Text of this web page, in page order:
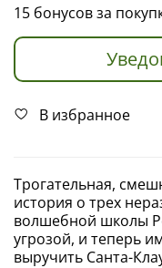
15 бонусов за
В избранное
Трогательная,
история о трех
волшебной школы
угрозой, и теперь
выручить Санта-